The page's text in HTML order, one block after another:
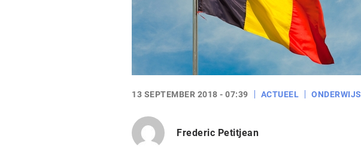
13 SEPTEMBER 2018 - 07:39 ACTUEEL ONDERWIJS
Frederic Petitjean